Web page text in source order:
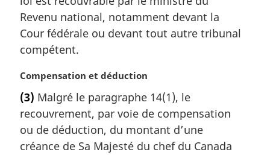
a
g
i
a
l
e
:
Revenu national, notamment devant la
Cour fédérale ou devant tout autre tribunal
compétent.
N
t
e
m
a
Compensation et déduction
(3) Malgré le paragraphe 14(1), le
recouvrement, par voie de compensation
ou de déduction, du montant d’une
créance de Sa Majesté du chef du Canada